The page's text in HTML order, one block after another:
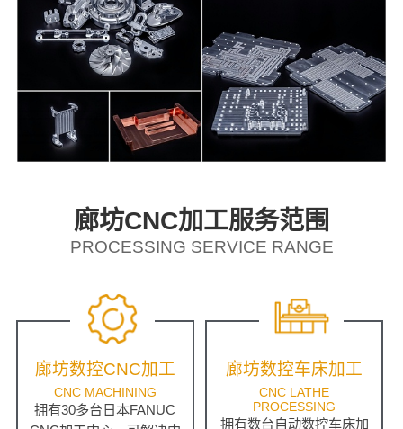
廊坊CNC加工服务范围
PROCESSING SERVICE RANGE
廊坊数控CNC加工
CNC MACHINING
拥有30多台日本FANUC
廊坊数控车床加工
CNC LATHE
PROCESSING
拥有数台自动数控车床加